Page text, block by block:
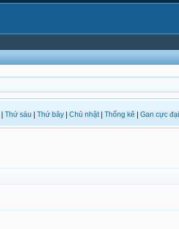
Thứ sáu Thứ bảy Chủ nhật| Thống kê Gan cực đại